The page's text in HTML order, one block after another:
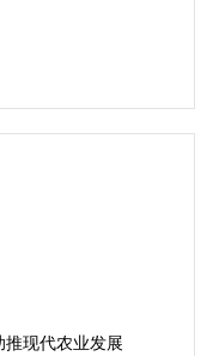
现代农业发展